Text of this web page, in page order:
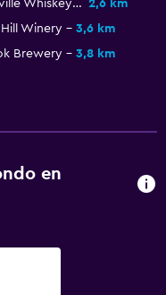
Woodinville Whiskey Co 2,6 km
Winery
3,6 km
Brewery 3,8 km
en